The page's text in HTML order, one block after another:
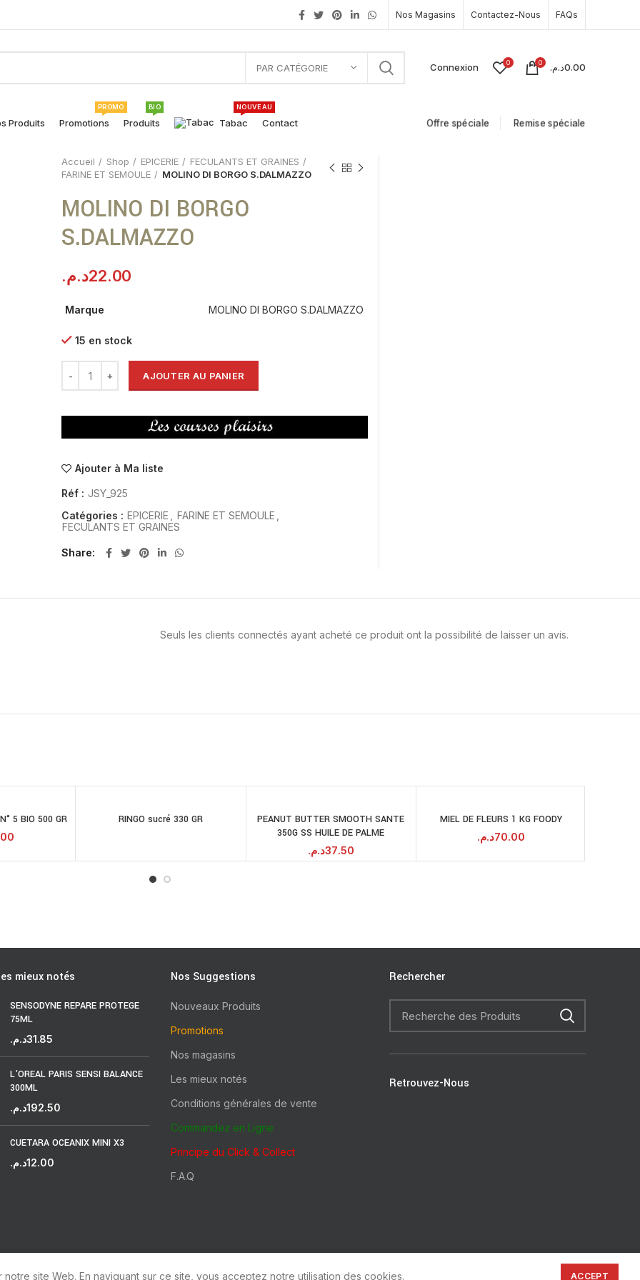
Nos Magasins Contactez-Nous FAQs
PAR CATÉGORIE Connexion 0 0 0.00د.م.
Produits Promotions
PROMO
Produits
BIO
Tabac
NOUVEAU
Contact Offre spéciale Remise spéciale
Accueil Shop EPICERIE
FECULANTS ET GRAINES
FARINE ET SEMOULE
MOLINO DI BORGO S.DALMAZZO
MOLINO DI BORGO
S.DALMAZZO
22.00د.م.
Marque MOLINO DI BORGO S.DALMAZZO
15 en stock
AJOUTER AU PANIER
Ajouter à Ma liste
Réf : JSY_925
Catégories : EPICERIE FARINE ET SEMOULE
FECULANTS ET GRAINES
Share
Seuls les clients connectés ayant acheté ce produit ont la possibilité de laisser un avis.
AU
PANIER
5 BIO 500 GR LIRE LA SUITE
RINGO sucré 330 GR
AJOUTER AU
PANIER
PEANUT BUTTER SMOOTH SANTE
350G SS HUILE DE PALME
37.50د.م.
AJOUTER AU
PANIER
MIEL DE FLEURS 1 KG FOODY
70.00د.م.
mieux notés
SENSODYNE REPARE PROTEGE
75ML
31.85د.م.
L'OREAL PARIS SENSI BALANCE
300ML
192.50د.م.
CUETARA OCEANIX MINI X3
12.00د.م.
Nos Suggestions
Nouveaux Produits
Promotions
Nos magasins
Les mieux notés
Conditions générales de vente
Commandez en Ligne
Principe du Click & Collect
F.A.Q
Rechercher
Retrouvez-Nous
site Web. En naviguant sur ce site, vous acceptez notre utilisation des cookies. ACCEPT